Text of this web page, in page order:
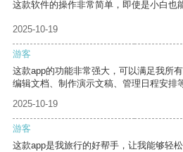
这款软件的操作非常简单，即使是小白也
2025-10-19
游客
这款app的功能非常强大，可以满足我所
编辑文档、制作演示文稿、管理日程安排
2025-10-19
游客
这款app是我旅行的好帮手，让我能够轻